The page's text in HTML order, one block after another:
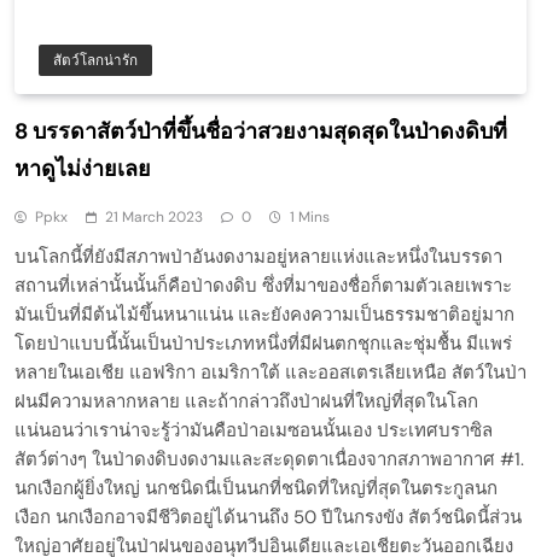
สัตว์โลกน่ารัก
8 บรรดาสัตว์ป่าที่ขึ้นชื่อว่าสวยงามสุดสุดในป่าดงดิบที่
หาดูไม่ง่ายเลย
Ppkx 21 March 2023 0 1 Mins
บนโลกนี้ที่ยังมีสภาพป่าอันงดงามอยู่หลายแห่งและหนึ่งในบรรดา
สถานที่เหล่านั้นนั้นก็คือป่าดงดิบ ซึ่งที่มาของชื่อก็ตามตัวเลยเพราะ
มันเป็นที่มีต้นไม้ขึ้นหนาแน่น และยังคงความเป็นธรรมชาติอยู่มาก
โดยป่าแบบนี้นั้นเป็นป่าประเภทหนึ่งที่มีฝนตกชุกและชุ่มชื้น มีแพร่
หลายในเอเชีย แอฟริกา อเมริกาใต้ และออสเตรเลียเหนือ สัตว์ในป่า
ฝนมีความหลากหลาย และถ้ากล่าวถึงป่าฝนที่ใหญ่ที่สุดในโลก
แน่นอนว่าเราน่าจะรู้ว่ามันคือป่าอเมซอนนั้นเอง ประเทศบราซิล
สัตว์ต่างๆ ในป่าดงดิบงดงามและสะดุดตาเนื่องจากสภาพอากาศ #1.
นกเงือกผู้ยิ่งใหญ่ นกชนิดนี่เป็นนกที่ชนิดที่ใหญ่ที่สุดในตระกูลนก
เงือก นกเงือกอาจมีชีวิตอยู่ได้นานถึง 50 ปีในกรงขัง สัตว์ชนิดนี้ส่วน
ใหญ่อาศัยอยู่ในป่าฝนของอนุทวีปอินเดียและเอเชียตะวันออกเฉียง